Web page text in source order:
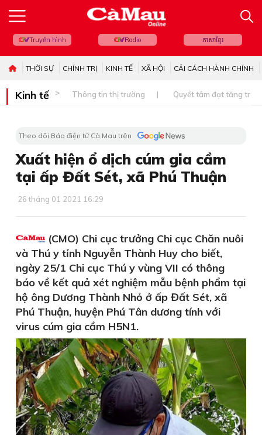
Truyền hình Radio ភាសាខ្មែរ
THỜI SỰ CHÍNH TRỊ KINH TẾ XÃ HỘI CẢI CÁCH HÀNH CHÍNH
Kinh tế Thông tin thị trường Quyết tâm đạt tăng
Theo dõi Báo điện tử Cà Mau trên
Xuất hiện ổ dịch cúm gia cầm
tại ấp Đất Sét, xã Phú Thuận
26 tháng 01 2021 16:29
(CMO) Chi cục trưởng Chi cục Chăn nuôi
và Thú y tỉnh Nguyễn Thành Huy cho biết,
ngày 25/1 Chi cục Thú y vùng VII có thông
báo về kết quả xét nghiệm mẫu bệnh phẩm tại
hộ ông Dương Thành Nhỏ ở ấp Đất Sét, xã
Phú Thuận, huyện Phú Tân dương tính với
virus cúm gia cầm H5N1.